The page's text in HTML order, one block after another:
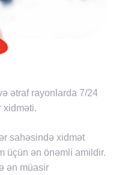
ətraf rayonlarda 7/24
xidməti.
sahəsində xidmət
üçün ən önəmli amildir.
ən müasir